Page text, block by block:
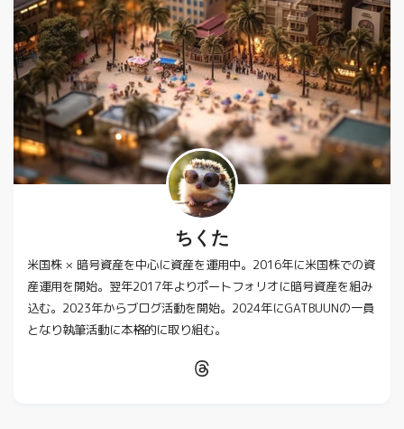
ちくた
米国株 × 暗号資産を中心に資産を運用中。2016年に米国株での資
産運用を開始。翌年2017年よりポートフォリオに暗号資産を組み
込む。2023年からブログ活動を開始。2024年にGATBUUNの一員
となり執筆活動に本格的に取り組む。